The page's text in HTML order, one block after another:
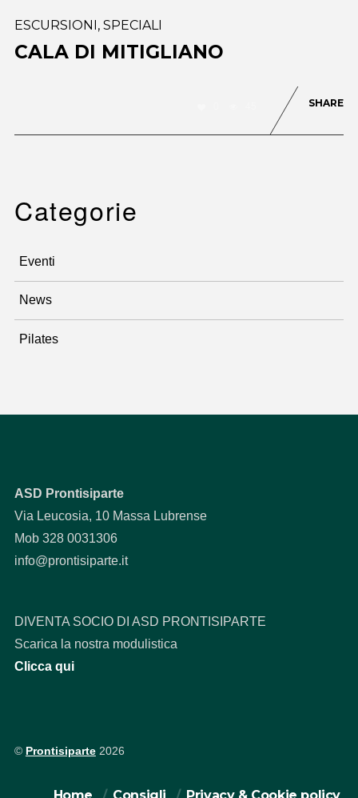
ESCURSIONI , SPECIALI
CALA DI MITIGLIANO
SHARE
Categorie
Eventi
News
Pilates
ASD Prontisiparte
Via Leucosia, 10 Massa Lubrense
Mob 328 0031306
info@prontisiparte.it
DIVENTA SOCIO DI ASD PRONTISIPARTE
Scarica la nostra modulistica
Clicca qui
© Prontisiparte2026